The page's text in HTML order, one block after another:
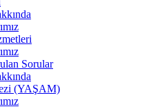
Sorular
(YAŞAM)